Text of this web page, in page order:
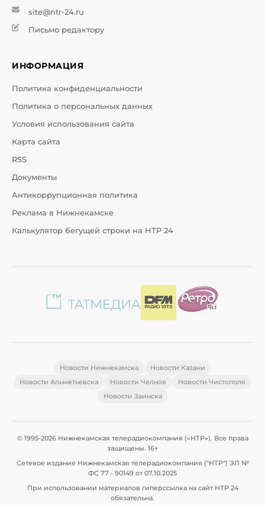
site@ntr-24.ru
Письмо редактору
ИНФОРМАЦИЯ
Политика конфиденциальности
Политика о персональных данных
Условия использования сайта
Карта сайта
RSS
Документы
Антикоррупционная политика
Реклама в Нижнекамске
Калькулятор бегущей строки на НТР 24
Новости Нижнекамска
Новости Казани
Новости Альметьевска
Новости Челнов
Новости Чистополя
Новости Заинска
© 1995-2026 Нижнекамская телерадиокомпания («НТР»). Все права
защищены. 16+
Сетевое издание Нижнекамская телерадиокомпания ("НТР") ЭЛ №
ФС 77 - 90149 от 07.10.2025
При использовании материалов гиперссылка на сайт НТР 24
обязательна.